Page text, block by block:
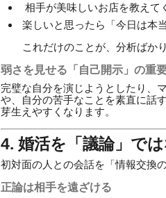
相手が美味しいお店を教えて
楽しいと思ったら「今日は本
これだけのことが、分析ばか
弱さを見せる「自己開示」の重
完璧な自分を演じようとしたり、
や、自分の苦手なことを素直に話
芽生えやすくなります。
4. 婚活を「議論」で
初対面の人との会話を「情報交換
正論は相手を遠ざける